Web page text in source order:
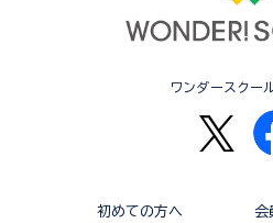
ワンダースクー
初めての方へ 会